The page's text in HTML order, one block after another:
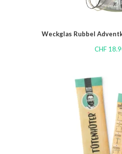
Weckglas Rubbel
CHF